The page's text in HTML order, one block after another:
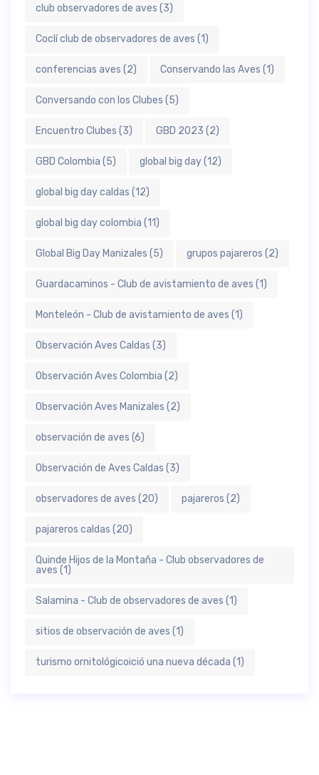
club observadores de aves (3)
Coclí club de observadores de aves (1)
conferencias aves (2) Conservando las Aves (1)
Conversando con los Clubes (5)
Encuentro Clubes (3) GBD 2023 (2)
GBD Colombia (5) global big day(12)
global big day caldas (12)
global big day colombia (11)
Global Big Day Manizales (5) grupos pajareros (2)
Guardacaminos - Club de avistamiento de aves (1)
Monteleón - Club de avistamiento de aves (1)
Observación Aves Caldas (3)
Observación Aves Colombia (2)
Observación Aves Manizales (2)
observación de aves (6)
Observación de Aves Caldas (3)
observadores de aves (20) pajareros (2)
pajareros caldas (20)
Quinde Hijos de la Montaña - Club observadores de
aves (1)
Salamina - Club de observadores de aves (1)
sitios de observación de aves (1)
turismo ornitológicoició una nueva década (1)